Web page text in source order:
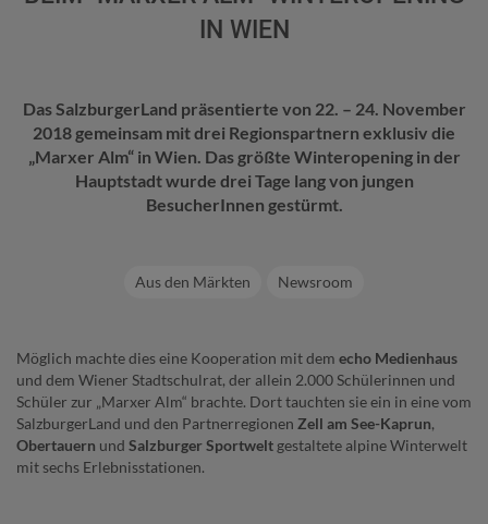
IN WIEN
Das SalzburgerLand präsentierte von 22. – 24. November
2018 gemeinsam mit drei Regionspartnern exklusiv die
„Marxer Alm“ in Wien. Das größte Winteropening in der
Hauptstadt wurde drei Tage lang von jungen
BesucherInnen gestürmt.
Aus den Märkten Newsroom
Möglich machte dies eine Kooperation mit dem echo Medienhaus
und dem Wiener Stadtschulrat, der allein 2.000 Schülerinnen und
Schüler zur „Marxer Alm“ brachte. Dort tauchten sie ein in eine vom
SalzburgerLand und den Partnerregionen Zell am See-Kaprun,
Obertauern und Salzburger Sportwelt gestaltete alpine Winterwelt
mit sechs Erlebnisstationen.